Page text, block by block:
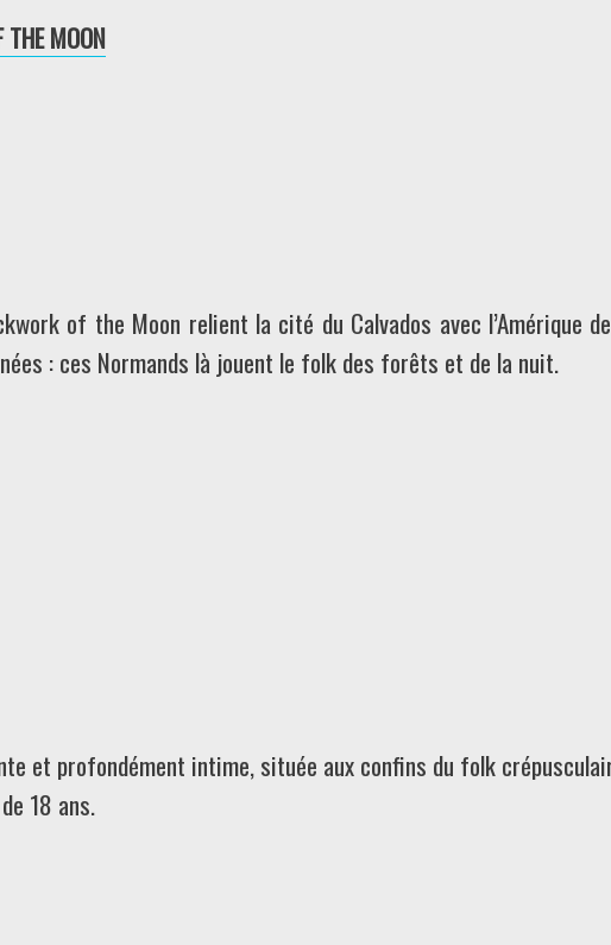
THE MOON
of the Moon relient la cité du Calvados avec l’Amérique
: ces Normands là jouent le folk des forêts et de la nuit.
et profondément intime, située aux confins du folk
18 ans.